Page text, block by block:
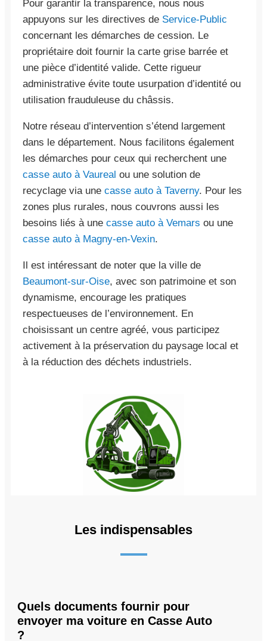
Pour garantir la transparence, nous nous
appuyons sur les directives de Service-Public
concernant les démarches de cession. Le
propriétaire doit fournir la carte grise barrée et
une pièce d’identité valide. Cette rigueur
administrative évite toute usurpation d’identité ou
utilisation frauduleuse du châssis.
Notre réseau d’intervention s’étend largement
dans le département. Nous facilitons également
les démarches pour ceux qui recherchent une
casse auto à Vaureal ou une solution de
recyclage via une casse auto à Taverny. Pour les
zones plus rurales, nous couvrons aussi les
besoins liés à une casse auto à Vemars ou une
casse auto à Magny-en-Vexin.
Il est intéressant de noter que la ville de
Beaumont-sur-Oise, avec son patrimoine et son
dynamisme, encourage les pratiques
respectueuses de l’environnement. En
choisissant un centre agréé, vous participez
activement à la préservation du paysage local et
à la réduction des déchets industriels.
Les indispensables
Quels documents fournir pour
envoyer ma voiture en Casse Auto
?